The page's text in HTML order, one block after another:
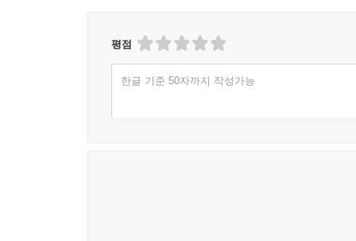
평점
한글 기준 50자까지 작성가능